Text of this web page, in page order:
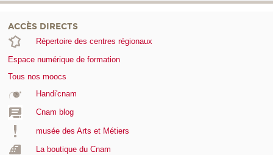
ACCÈS DIRECTS
Répertoire des centres régionaux
Espace numérique de formation
Tous nos moocs
Handi'cnam
Cnam blog
musée des Arts et Métiers
La boutique du Cnam